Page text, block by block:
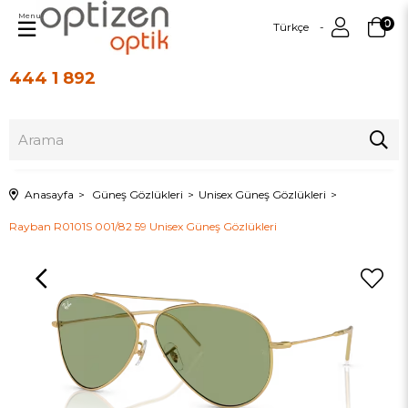
444 1 892
Türkçe 0
Menu
Anasayfa Güneş Gözlükleri Unisex Güneş Gözlükleri
Rayban R0101S 001/82 59 Unisex Güneş Gözlükleri